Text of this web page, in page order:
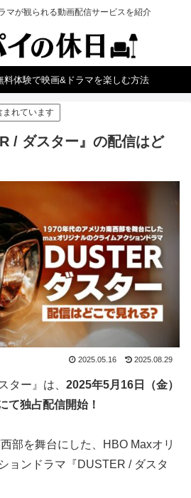
マが観られる動画配信サービスを紹介
料体験で映画&ドラマを楽しむ方法
まれています
/ ダスター』の配信はど
2025.05.16 2025.08.29
ター』は、 2025年5月16日（金）
て独占配信開始！
部を舞台にした、HBO Maxオリ
ョンドラマ『DUSTER / ダスタ